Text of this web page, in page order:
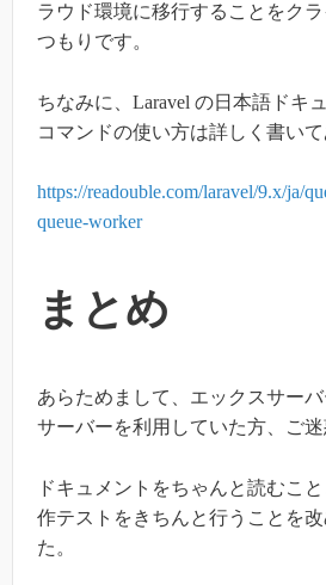
ラウド環境に移行することをク
つもりです。
ちなみに、Laravel の日本語ドキ
コマンドの使い方は詳しく書い
https://readouble.com/laravel/9.x/ja/
queue-worker
まとめ
あらためまして、エックスサー
サーバーを利用していた方、ご迷
ドキュメントをちゃんと読むこ
作テストをきちんと行うことを
た。